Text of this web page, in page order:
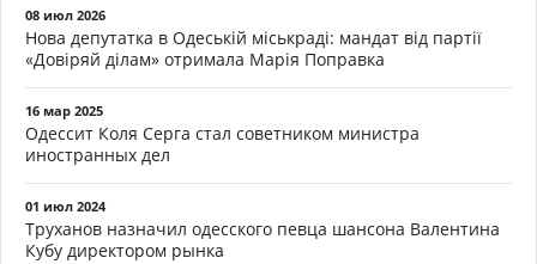
08 июл 2026
Нова депутатка в Одеській міськраді: мандат від партії
«Довіряй ділам» отримала Марія Поправка
16 мар 2025
Одессит Коля Серга стал советником министра
иностранных дел
01 июл 2024
Труханов назначил одесского певца шансона Валентина
Кубу директором рынка